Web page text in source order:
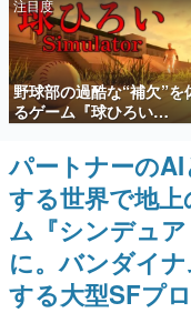
連載・特
殿堂入
SNS拡散
ど。多くの
事をまと
ゲーム
名作ゲー
聞きし、
きます。
赫本
この物語
の形をした
本体にはシャアのパーソ
ークやジオン公国軍のエ
ム、型式番号などを配置
注目度
野球部の過酷な“補欠”を
るゲーム『球ひろい
Simulator』が「1件」の
対応しSNSで話題に。『
ダム・カム』開発元やチ
プロ野球選手から称賛の
パートナーの
する世界で地
ム『シンデュ
に。バンダイ
する大型SFプ